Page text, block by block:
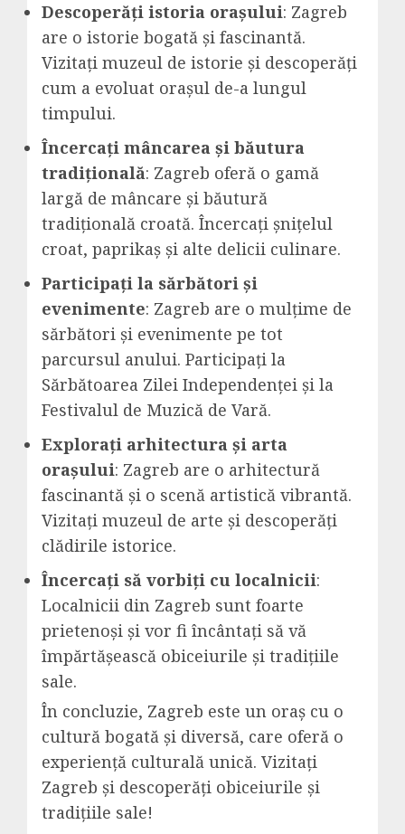
Descoperăți istoria orașului: Zagreb
are o istorie bogată și fascinantă.
Vizitați muzeul de istorie și descoperăți
cum a evoluat orașul de-a lungul
timpului.
Încercați mâncarea și băutura
tradițională: Zagreb oferă o gamă
largă de mâncare și băutură
tradițională croată. Încercați șnițelul
croat, paprikaș și alte delicii culinare.
Participați la sărbători și
evenimente: Zagreb are o mulțime de
sărbători și evenimente pe tot
parcursul anului. Participați la
Sărbătoarea Zilei Independenței și la
Festivalul de Muzică de Vară.
Explorați arhitectura și arta
orașului: Zagreb are o arhitectură
fascinantă și o scenă artistică vibrantă.
Vizitați muzeul de arte și descoperăți
clădirile istorice.
Încercați să vorbiți cu localnicii:
Localnicii din Zagreb sunt foarte
prietenoși și vor fi încântați să vă
împărtășească obiceiurile și tradițiile
sale.
În concluzie, Zagreb este un oraș cu o
cultură bogată și diversă, care oferă o
experiență culturală unică. Vizitați
Zagreb și descoperăți obiceiurile și
tradițiile sale!